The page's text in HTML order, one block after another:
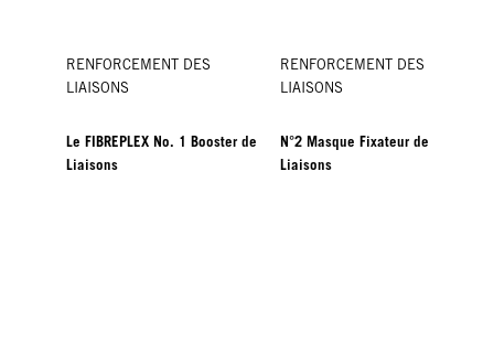
RENFORCEMENT DES
LIAISONS
Le FIBREPLEX No. 1 Booster de
Liaisons
RENFORCEMENT DES
LIAISONS
N°2 Masque Fixateur de
Liaisons